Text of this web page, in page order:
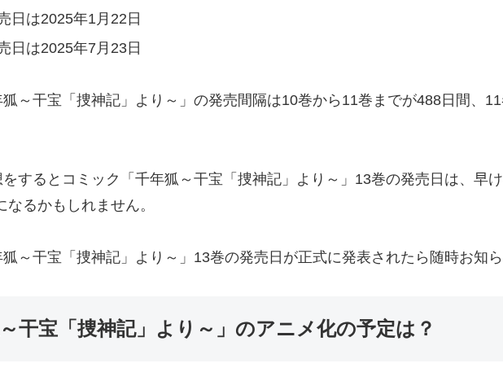
日は2025年1月22日
日は2025年7月23日
～干宝「捜神記」より～」の発売間隔は10巻から11巻までが488日間、
するとコミック「千年狐～干宝「捜神記」より～」13巻の発売日は、早
なるかもしれません。
～干宝「捜神記」より～」13巻の発売日が正式に発表されたら随時お知ら
～干宝「捜神記」より～」のアニメ化の予定は？